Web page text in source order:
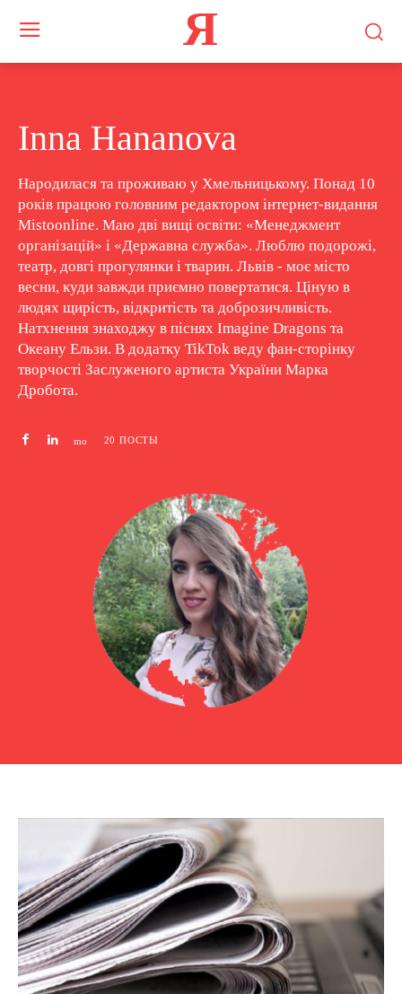
Я
Inna Hananova
Народилася та проживаю у Хмельницькому. Понад 10
років працюю головним редактором інтернет-видання
Mistoonline. Маю дві вищі освіти: «Менеджмент
організацій» і «Державна служба». Люблю подорожі,
театр, довгі прогулянки і тварин. Львів - моє місто
весни, куди завжди приємно повертатися. Ціную в
людях щирість, відкритість та доброзичливість.
Натхнення знаходжу в піснях Imagine Dragons та
Океану Ельзи. В додатку TikTok веду фан-сторінку
творчості Заслуженого артиста України Марка
Дробота.
20 ПОСТЫ